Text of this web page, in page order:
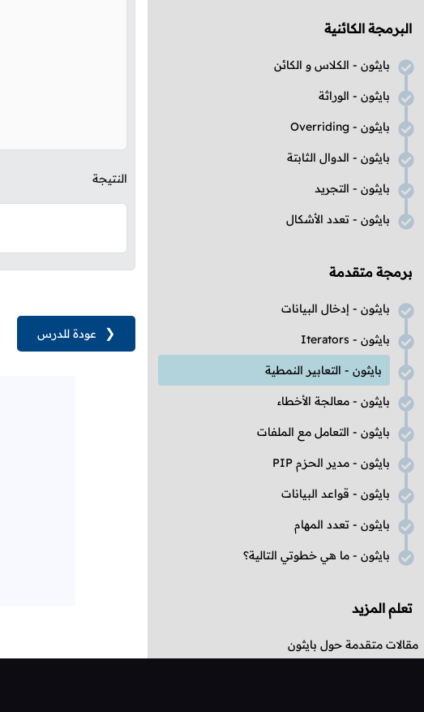
البرمجة الكائنية
بايثون - الكلاس و الكائن
بايثون - الوراثة
بايثون - Overriding
بايثون - الدوال الثابتة
بايثون - التجريد
بايثون - تعدد الأشكال
برمجة متقدمة
بايثون - إدخال البيانات
بايثون - Iterators
بايثون - التعابير النمطية
بايثون - معالجة الأخطاء
بايثون - التعامل مع الملفات
بايثون - مدير الحزم PIP
بايثون - قواعد البيانات
بايثون - تعدد المهام
بايثون - ما هي خطوتي التالية؟
تعلم المزيد
مقالات متقدمة حول بايثون
النتيجة
❮ عودة للدرس